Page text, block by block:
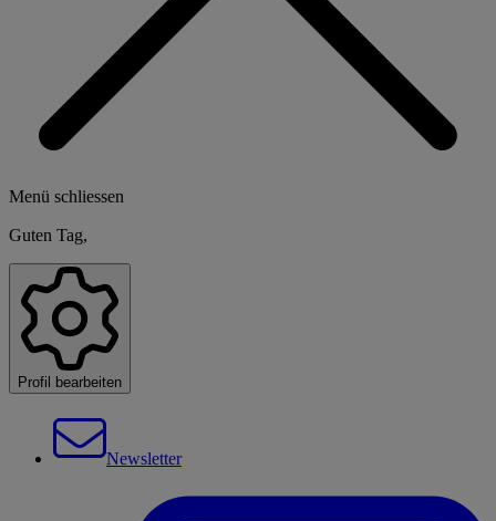
Menü schliessen
Guten Tag,
Profil bearbeiten
Newsletter